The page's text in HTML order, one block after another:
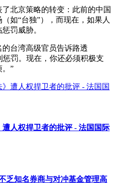
北京策略的转变：此前的中国
如“台独”），而现在，如果人
罚威胁。
台湾高级官员告诉路透
惩罚。现在，你还必须积极支
。”
人权捍卫者的批评 - 法国国际
乏知名券商与对冲基金管理高